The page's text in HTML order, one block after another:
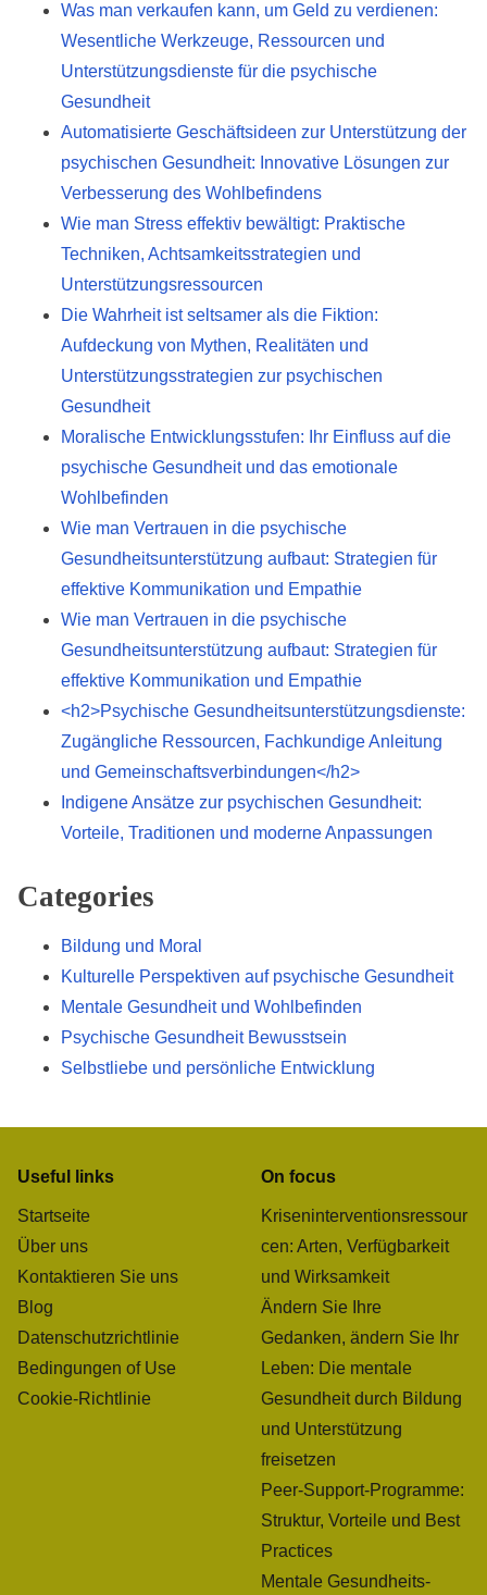
Was man verkaufen kann, um Geld zu verdienen:
Wesentliche Werkzeuge, Ressourcen und
Unterstützungsdienste für die psychische
Gesundheit
Automatisierte Geschäftsideen zur Unterstützung der
psychischen Gesundheit: Innovative Lösungen zur
Verbesserung des Wohlbefindens
Wie man Stress effektiv bewältigt: Praktische
Techniken, Achtsamkeitsstrategien und
Unterstützungsressourcen
Die Wahrheit ist seltsamer als die Fiktion:
Aufdeckung von Mythen, Realitäten und
Unterstützungsstrategien zur psychischen
Gesundheit
Moralische Entwicklungsstufen: Ihr Einfluss auf die
psychische Gesundheit und das emotionale
Wohlbefinden
Wie man Vertrauen in die psychische
Gesundheitsunterstützung aufbaut: Strategien für
effektive Kommunikation und Empathie
Wie man Vertrauen in die psychische
Gesundheitsunterstützung aufbaut: Strategien für
effektive Kommunikation und Empathie
<h2>Psychische Gesundheitsunterstützungsdienste:
Zugängliche Ressourcen, Fachkundige Anleitung
und Gemeinschaftsverbindungen</h2>
Indigene Ansätze zur psychischen Gesundheit:
Vorteile, Traditionen und moderne Anpassungen
Categories
Bildung und Moral
Kulturelle Perspektiven auf psychische Gesundheit
Mentale Gesundheit und Wohlbefinden
Psychische Gesundheit Bewusstsein
Selbstliebe und persönliche Entwicklung
Useful links
Startseite
Über uns
Kontaktieren Sie uns
Blog
Datenschutzrichtlinie
Bedingungen of Use
Cookie-Richtlinie
On focus
Kriseninterventionsressour
cen: Arten, Verfügbarkeit
und Wirksamkeit
Ändern Sie Ihre
Gedanken, ändern Sie Ihr
Leben: Die mentale
Gesundheit durch Bildung
und Unterstützung
freisetzen
Peer-Support-Programme:
Struktur, Vorteile und Best
Practices
Mentale Gesundheits-